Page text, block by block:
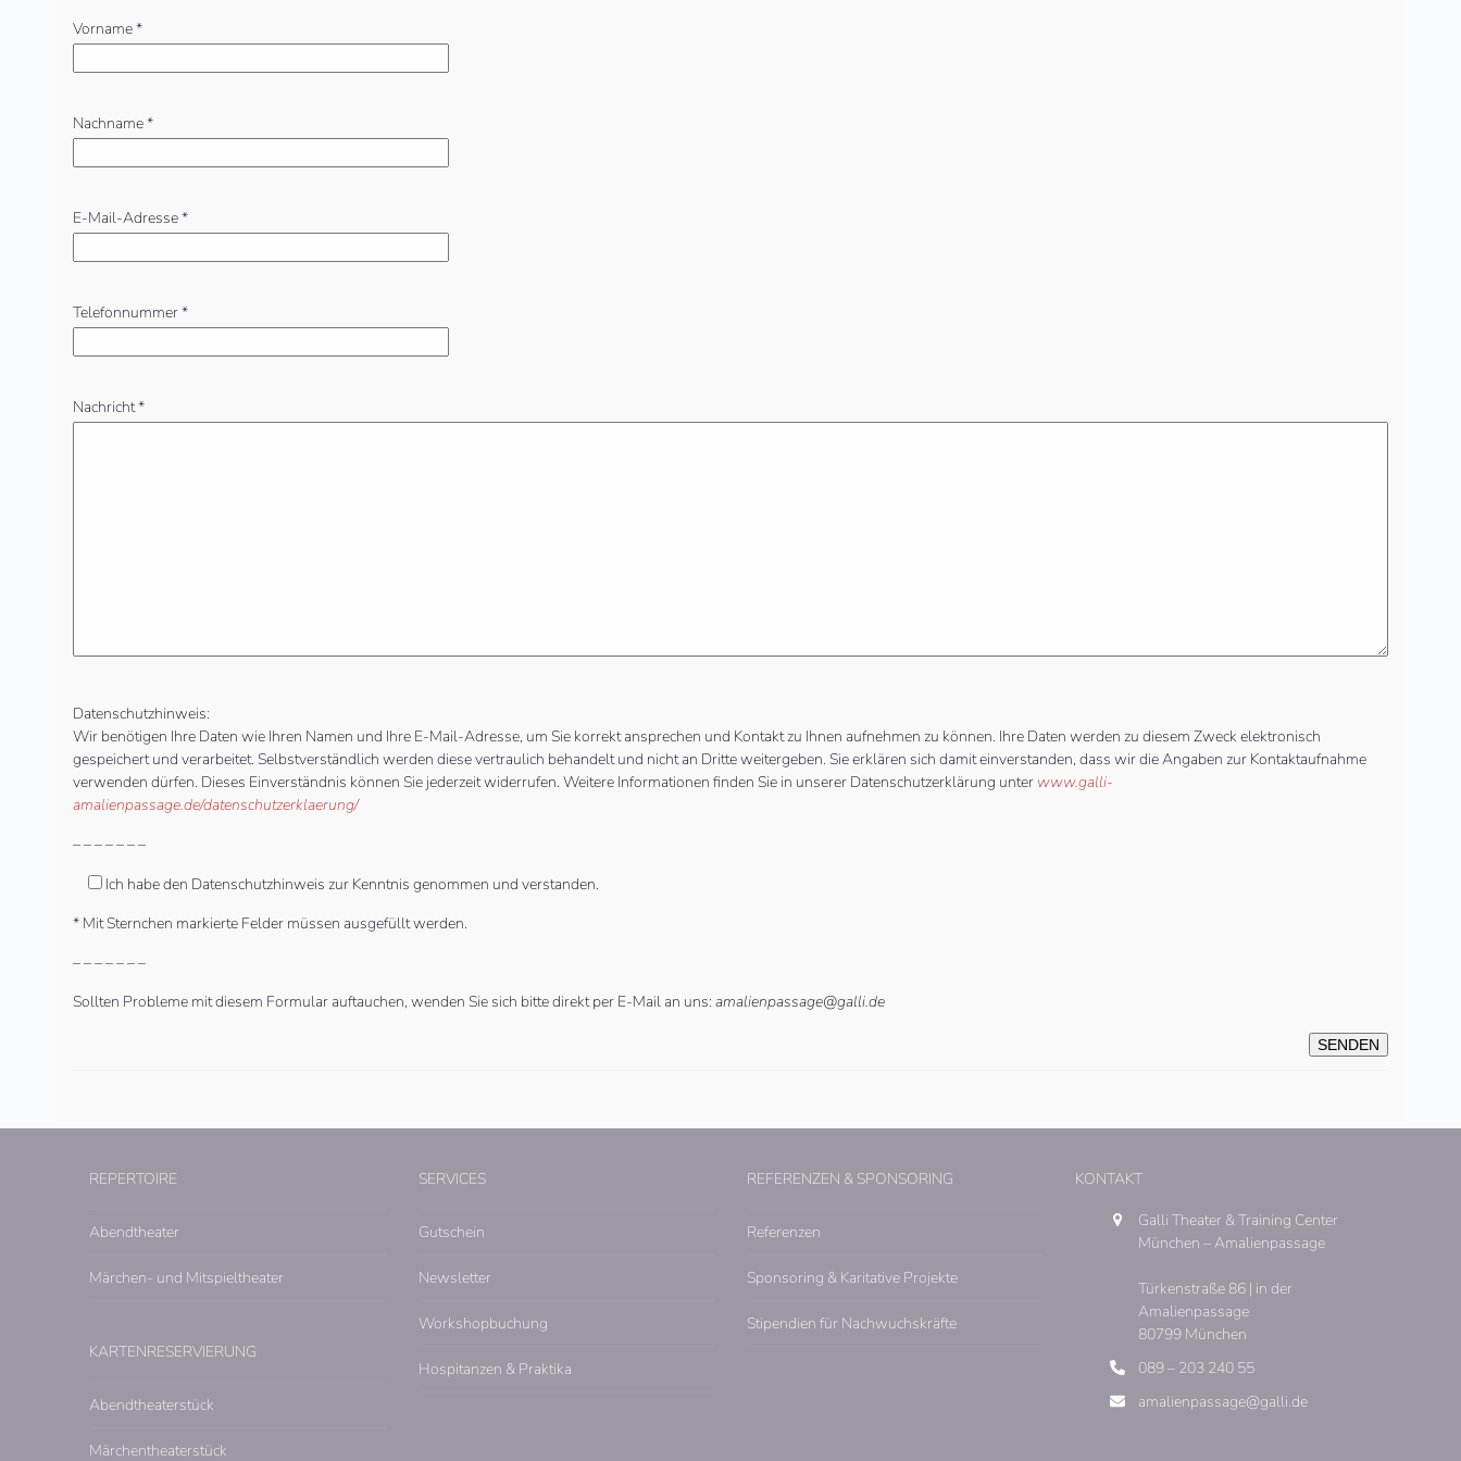
Vorname *
Nachname *
E-Mail-Adresse *
Telefonnummer *
Nachricht *
Datenschutzhinweis:
Wir benötigen Ihre Daten wie Ihren Namen und Ihre E-Mail-Adresse, um Sie korrekt ansprechen und Kontakt zu Ihnen aufnehmen zu können. Ihre Daten werden zu diesem Zweck elektronisch
gespeichert und verarbeitet. Selbstverständlich werden diese vertraulich behandelt und nicht an Dritte weitergeben. Sie erklären sich damit einverstanden, dass wir die Angaben zur Kontaktaufnahme
verwenden dürfen. Dieses Einverständnis können Sie jederzeit widerrufen. Weitere Informationen finden Sie in unserer Datenschutzerklärung unter www.galli-
amalienpassage.de/datenschutzerklaerung/
– – – – – – –
Ich habe den Datenschutzhinweis zur Kenntnis genommen und verstanden.
* Mit Sternchen markierte Felder müssen ausgefüllt werden.
– – – – – – –
Sollten Probleme mit diesem Formular auftauchen, wenden Sie sich bitte direkt per E-Mail an uns:amalienpassage@galli.de
REPERTOIRE
Abendtheater
Märchen- und Mitspieltheater
KARTENRESERVIERUNG
Abendtheaterstück
Märchentheaterstück
SERVICES
Gutschein
Newsletter
Workshopbuchung
Hospitanzen & Praktika
REFERENZEN & SPONSORING
Referenzen
Sponsoring & Karitative Projekte
Stipendien für Nachwuchskräfte
KONTAKT
Galli Theater & Training Center
München – Amalienpassage
Türkenstraße 86 | in der
Amalienpassage
80799 München
089 – 203 240 55
amalienpassage@galli.de